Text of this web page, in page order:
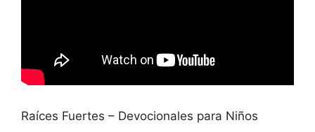
Raíces Fuertes – Devocionales para Niños